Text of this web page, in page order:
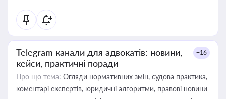
Telegram канали для адвокатів: новини,
кейси, практичні поради
+16
Про що тема: Огляди нормативних змін, судова практика,
коментарі експертів, юридичні алгоритми, правові новини